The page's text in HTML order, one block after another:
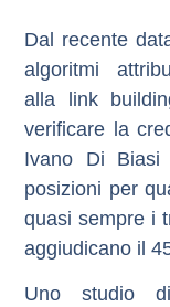
Dal recente
algoritmi
alla link
verificare la
Ivano Di Biasi
posizioni per
quasi sempre i
aggiudicano il
Uno studio